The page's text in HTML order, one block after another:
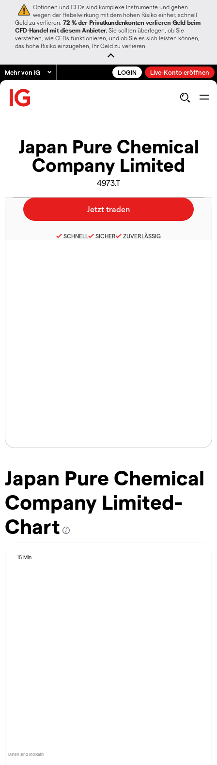
Optionen und CFDs sind komplexe Instrumente und gehen
wegen der Hebelwirkung mit dem hohen Risiko einher, schnell
Geld zu verlieren. 72 % der Privatkundenkonten verlieren Geld beim
CFD-Handel mit diesem Anbieter. Sie sollten überlegen, ob Sie
verstehen, wie CFDs funktionieren, und ob Sie es sich leisten können,
das hohe Risiko einzugehen, Ihr Geld zu verlieren.
Mehr von IG LOGIN Live-Konto eröffnen
Japan Pure Chemical
Company Limited
4973.T
Japan Pure Chemical
Company Limited-
Chart
Daten sind indikativ
15 Min
SCHNELL SICHER ZUVERLÄSSIG